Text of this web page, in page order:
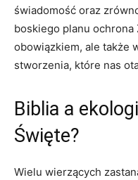
świadomość oraz
boskiego planu⁢
obowiązkiem, ale także
stworzenia, ⁢które ⁣nas
Biblia a
Święte?
Wielu ​wierzących